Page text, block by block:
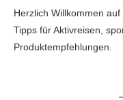
Herzlich Willkommen
Tipps für Aktivreisen,
Produktempfehlungen.